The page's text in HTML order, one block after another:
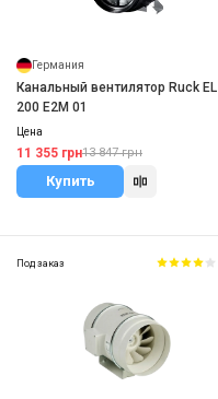
Германия
Канальный вентилятор Ruck EL
200 E2M 01
Цена
11 355 грн13 847 грн
Купить
Под заказ